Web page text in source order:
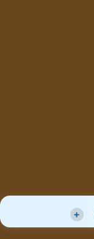
+